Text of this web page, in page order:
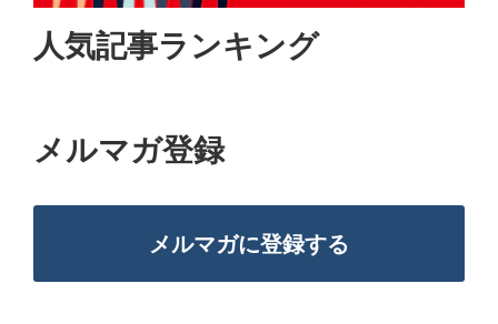
人気記事ランキング
メルマガ登録
メルマガに登録する